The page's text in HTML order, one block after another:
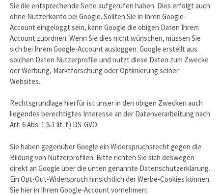
Sie die entsprechende Seite aufgerufen haben. Dies erfolgt auch
ohne Nutzerkonto bei Google. Sollten Sie in Ihren Google-
Account eingeloggt sein, kann Google die obigen Daten Ihrem
Account zuordnen. Wenn Sie dies nicht wünschen, müssen Sie
sich bei Ihrem Google-Account ausloggen. Google erstellt aus
solchen Daten Nutzerprofile und nutzt diese Daten zum Zwecke
der Werbung, Marktforschung oder Optimierung seiner
Websites.
Rechtsgrundlage hierfür ist unser in den obigen Zwecken auch
liegendes berechtigtes Interesse an der Datenverarbeitung nach
Art. 6 Abs. 1 S.1 lit. f) DS-GVO.
Sie haben gegenüber Google ein Widerspruchsrecht gegen die
Bildung von Nutzerprofilen. Bitte richten Sie sich deswegen
direkt an Google über die unten genannte Datenschutzerklärung.
Ein Opt-Out-Widerspruch hinsichtlich der Werbe-Cookies können
Sie hier in Ihrem Google-Account vornehmen: